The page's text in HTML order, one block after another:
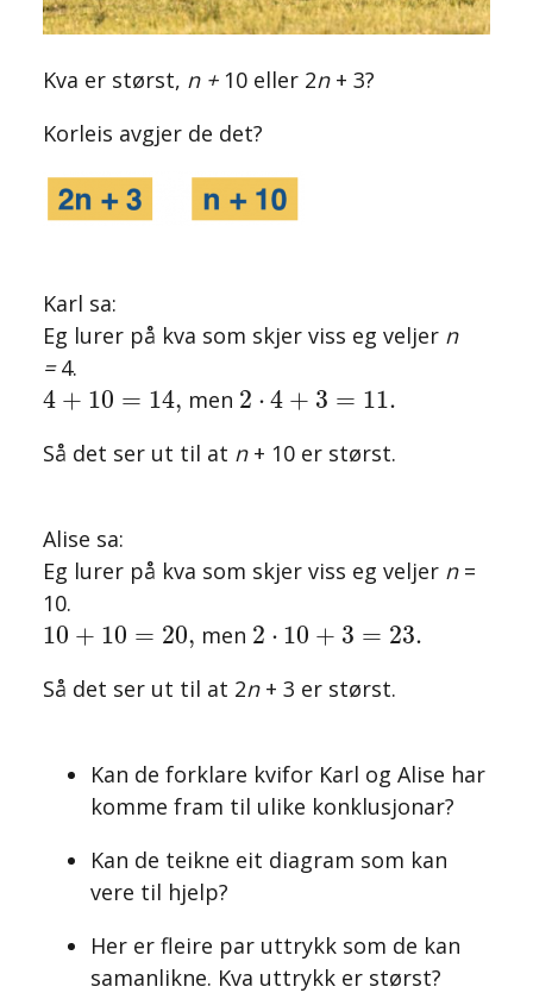
Kva er størst, n + 10 eller 2n+ 3?
Korleis avgjer de det?
Karl sa:
Eg lurer på kva som skjer viss eg veljer n
=4.
4 + 10 = 14,
4 10= men 2 ⋅ 4 + 3 = 11.
2 4+ 3 =11.
Så det ser ut til at n + 10 er størst.
Alise sa:
Eg lurer på kva som skjer viss eg veljer n =
10.
10 + 10 = 20,
10 + 10= , men 2 ⋅ 10 + 3 = 23.
2 10+ 3 =23.
Så det ser ut til at 2n+ 3 er størst.
Kan de forklare kvifor Karl og Alise har
komme fram til ulike konklusjonar?
Kan de teikne eit diagram som kan
vere til hjelp?
Her er fleire par uttrykk som de kan
samanlikne. Kva uttrykk er størst?